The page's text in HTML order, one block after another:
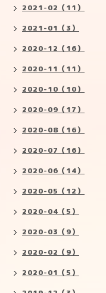
2021-02（11）
2021-01（3）
2020-12（16）
2020-11（11）
2020-10（10）
2020-09（17）
2020-08（16）
2020-07（16）
2020-06（14）
2020-05（12）
2020-04（5）
2020-03（9）
2020-02（9）
2020-01（5）